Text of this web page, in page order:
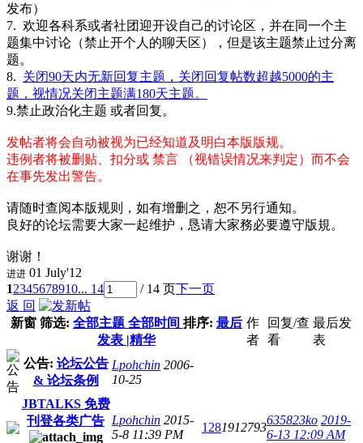
发布）
7. 欢迎各科系或者社团迎开设自己的讨论区，并在同一个主
题集中讨论（禁止开个人的聊天区），但是该主题禁止过分离
题。
8. 关闭90天内无新回复主题，关闭回复帖数超越5000的主
题，视情况关闭主题满180天主题。
9.禁止政治化主题 或者回复。
发帖者将会自动被视为已经知道及明白本版版规。
违例者将被删贴、扣分或 禁言 （视错误情况来判定）而不会
在事先发出警告。
请随时查阅本版规则，如有增删之，恕不另行通知。
良好的论坛需要大家一起维护，恳请大家務必要遵守版規。
谢谢！
进进 01 July'12
12345678910... 14 / 14 页下一页
返 回
新窗 筛选: 全部主题 全部时间 排序: 最后
发表 |精华
作
者
回复/查
看
最后发
表
公告: 论坛公告
& 论坛条例
Lpohchin 2006-
10-25
JBTALKS 免费
刊登各类广告 Lpohchin 2015-
5-8 11:39 PM
1281912793
635823ko 2019-
6-13 12:09 AM